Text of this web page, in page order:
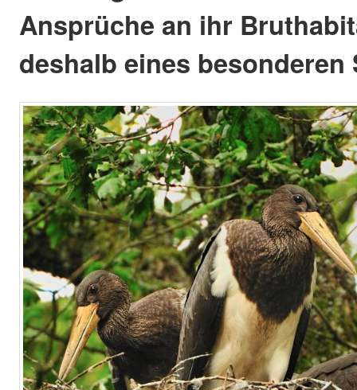
Ansprüche an ihr
deshalb eines besonderen